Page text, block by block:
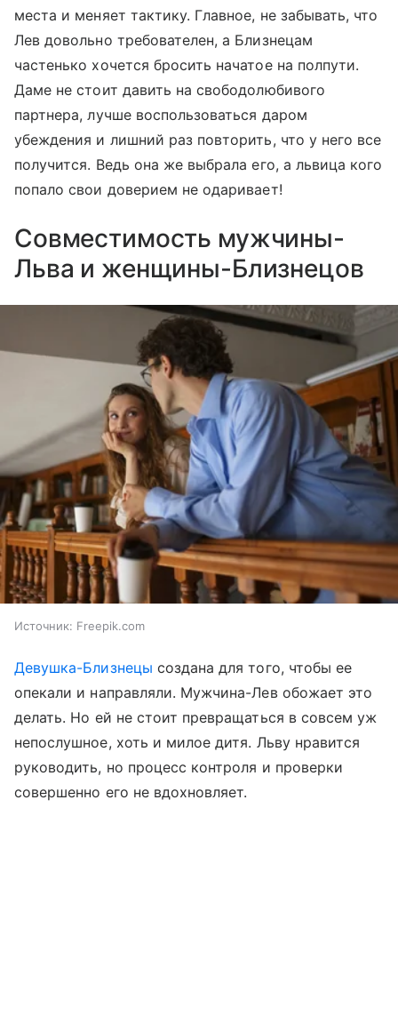
места и меняет тактику. Главное, не забывать, что
Лев довольно требователен, а Близнецам
частенько хочется бросить начатое на полпути.
Даме не стоит давить на свободолюбивого
партнера, лучше воспользоваться даром
убеждения и лишний раз повторить, что у него все
получится. Ведь она же выбрала его, а львица кого
попало свои доверием не одаривает!
Совместимость мужчины-
Льва и женщины-Близнецов
Источник: Freepik.com
Девушка-Близнецы создана для того, чтобы ее
опекали и направляли. Мужчина-Лев обожает это
делать. Но ей не стоит превращаться в совсем уж
непослушное, хоть и милое дитя. Льву нравится
руководить, но процесс контроля и проверки
совершенно его не вдохновляет.